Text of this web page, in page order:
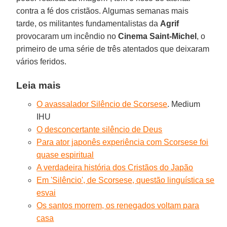
contra a fé dos cristãos. Algumas semanas mais
tarde, os militantes fundamentalistas da Agrif
provocaram um incêndio no Cinema Saint-Michel , o
primeiro de uma série de três atentados que deixaram
vários feridos.
Leia mais
O avassalador Silêncio de Scorsese. Medium
IHU
O desconcertante silêncio de Deus
Para ator japonês experiência com Scorsese foi
quase espiritual
A verdadeira história dos Cristãos do Japão
Em 'Silêncio', de Scorsese, questão linguística se
esvai
Os santos morrem, os renegados voltam para
casa